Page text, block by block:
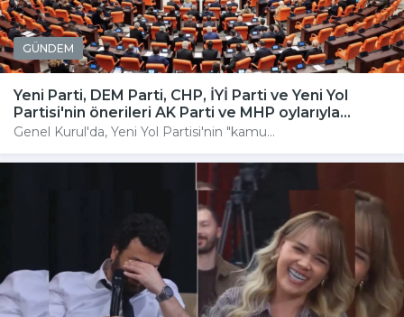
GÜNDEM
Yeni Parti, DEM Parti, CHP, İYİ Parti ve Yeni Yol
Partisi'nin önerileri AK Parti ve MHP oylarıyla...
Genel Kurul'da, Yeni Yol Partisi'nin "kamu...